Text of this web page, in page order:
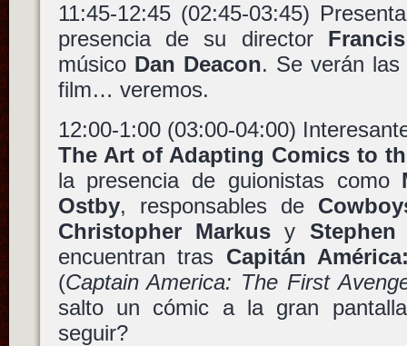
11:45-12:45 (02:45-03:45)
presencia de su director
músico Dan Deacon. Se verán las
film… veremos.
12:00-1:00 (03:00-04:00)
The Art of Adapting Comics to
la presencia de guionistas como
Ostby, responsables de
Christopher Markusy Stephen
encuentran tras Capitán
(Captain America: The First
salto un cómic a la gran
seguir?